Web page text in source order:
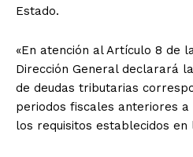
Estado.
«En atención al Artículo 8 de
Dirección General declarará
de deudas tributarias
periodos fiscales anteriores a
los requisitos establecidos en